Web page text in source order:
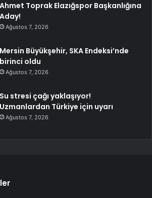
Ahmet Toprak Elazığspor Başkanlığına
Aday!
Ağustos 7, 2026
Mersin Büyükşehir, SKA Endeksi’nde
birinci oldu
Ağustos 7, 2026
Su stresi çağı yaklaşıyor!
Uzmanlardan Türkiye için uyarı
Ağustos 7, 2026